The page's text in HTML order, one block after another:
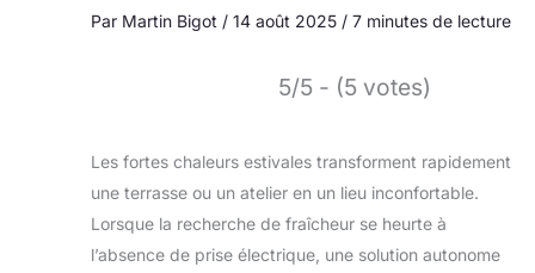
Par Martin Bigot / 14 août 2025 / 7 minutes de lecture
5/5 - (5 votes)
Les fortes chaleurs estivales transforment rapidement
une terrasse ou un atelier en un lieu inconfortable.
Lorsque la recherche de fraîcheur se heurte à
l’absence de prise électrique, une solution autonome